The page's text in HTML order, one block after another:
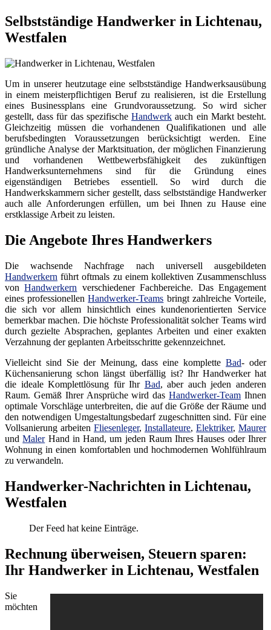
Selbstständige Handwerker in Lichtenau,
Westfalen
Um in unserer heutzutage eine selbstständige Handwerksausübung
in einem meisterpflichtigen Beruf zu realisieren, ist die Erstellung
eines Businessplans eine Grundvoraussetzung. So wird sicher
gestellt, dass für das spezifischeHandwerk auch ein Markt besteht.
Gleichzeitig müssen die vorhandenen Qualifikationen und alle
berufsbedingten Voraussetzungen berücksichtigt werden. Eine
gründliche Analyse der Marktsituation, der möglichen Finanzierung
und vorhandenen Wettbewerbsfähigkeit des zukünftigen
Handwerksunternehmens sind für die Gründung eines
eigenständigen Betriebes essentiell. So wird durch die
Handwerkskammern sicher gestellt, dass selbstständige Handwerker
auch alle Anforderungen erfüllen, um bei Ihnen zu Hause eine
erstklassige Arbeit zu leisten.
Die Angebote Ihres Handwerkers
Die wachsende Nachfrage nach universell ausgebildeten
Handwerkern führt oftmals zu einem kollektiven Zusammenschluss
vonHandwerkern verschiedener Fachbereiche. Das Engagement
eines professionellenHandwerker-Teams bringt zahlreiche Vorteile,
die sich vor allem hinsichtlich eines kundenorientierten Service
bemerkbar machen. Die höchste Professionalität solcher Teams wird
durch gezielte Absprachen, geplantes Arbeiten und einer exakten
Verzahnung der geplanten Arbeitsschritte gekennzeichnet.
Vielleicht sind Sie der Meinung, dass eine kompletteBad- oder
Küchensanierung schon längst überfällig ist? Ihr Handwerker hat
die ideale Komplettlösung für Ihr Bad, aber auch jeden anderen
Raum. Gemäß Ihrer Ansprüche wird dasHandwerker-Team Ihnen
optimale Vorschläge unterbreiten, die auf die Größe der Räume und
den notwendigen Umgestaltungsbedarf zugeschnitten sind. Für eine
Vollsanierung arbeiten Fliesenleger, Installateure, Elektriker, Maurer
undMalerHand in Hand, um jeden Raum Ihres Hauses oder Ihrer
Wohnung in einen komfortablen und hochmodernen Wohlfühlraum
zu verwandeln.
Handwerker-Nachrichten in Lichtenau,
Westfalen
Der Feed hat keine Einträge.
Rechnung überweisen, Steuern sparen:
Ihr Handwerker in Lichtenau, Westfalen
Sie
möchten